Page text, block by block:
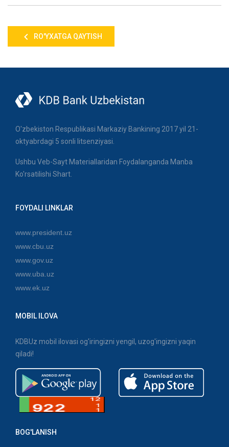
RO'YXATGA QAYTISH
O'zbekiston Respublikasi Markaziy Bankining 2017 yil 21-
oktyabrdagi 5 sonli litsenziyasi.
Ushbu Veb-Sayt Materiallaridan Foydalanganda Manba
Ko'rsatilishi Shart.
FOYDALI LINKLAR
www.president.uz
www.cbu.uz
www.gov.uz
www.uba.uz
www.ek.uz
MOBIL ILOVA
KDBUz mobil ilovasi og'iringizni yengil, uzog'ingizni yaqin
qiladi!
BOG'LANISH